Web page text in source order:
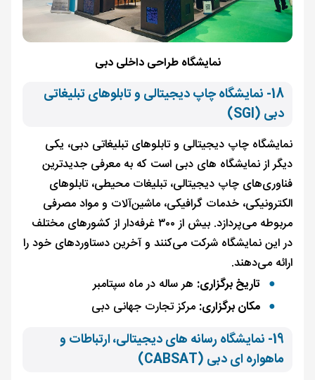
نمایشگاه طراحی داخلی دبی
18- نمایشگاه چاپ دیجیتالی و تابلوهای تبلیغاتی
دبی (SGI)
نمایشگاه چاپ دیجیتالی و تابلوهای تبلیغاتی دبی، یکی
دیگر از نمایشگاه های دبی است که به معرفی جدیدترین
فناوری‌های چاپ دیجیتالی، تبلیغات محیطی، تابلوهای
الکترونیکی، خدمات گرافیکی، ماشین‌آلات و مواد مصرفی
مربوطه می‌پردازد. بیش از ۳۰۰ غرفه‌دار از کشورهای مختلف
در این نمایشگاه شرکت می‌کنند و آخرین دستاوردهای خود را
ارائه می‌دهند.
تاریخ برگزاری: هر ساله در ماه سپتامبر
مکان برگزاری: مرکز تجارت جهانی دبی
19- نمایشگاه رسانه های دیجیتالی، ارتباطات و
ماهواره ای دبی (CABSAT)